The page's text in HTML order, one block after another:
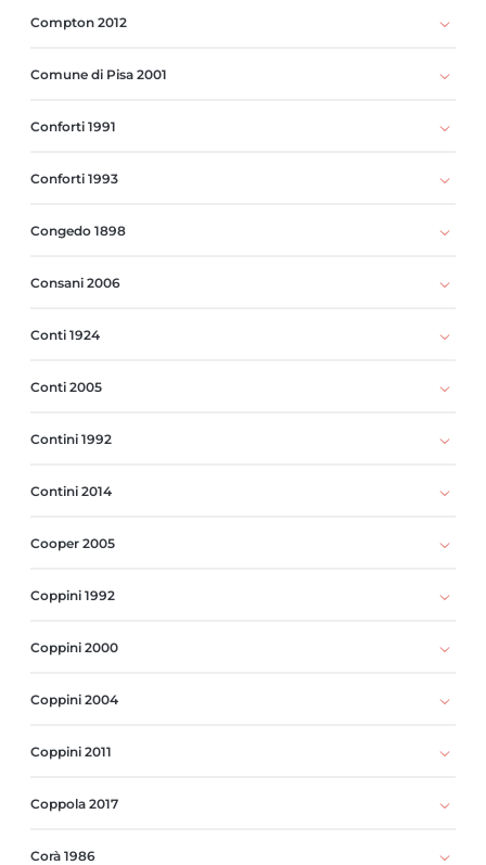
Compton 2012
Comune di Pisa 2001
Conforti 1991
Conforti 1993
Congedo 1898
Consani 2006
Conti 1924
Conti 2005
Contini 1992
Contini 2014
Cooper 2005
Coppini 1992
Coppini 2000
Coppini 2004
Coppini 2011
Coppola 2017
Corà 1986